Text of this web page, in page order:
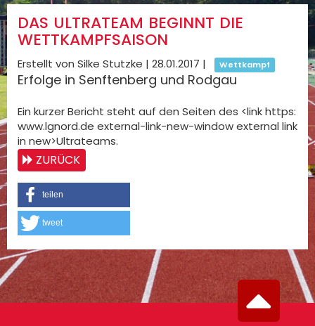
DAS ULTRATEAM BEGINNT DIE
WETTKAMPFSAISON
Erstellt von Silke Stutzke | 28.01.2017 | Wettkampf
Erfolge in Senftenberg und Rodgau
Ein kurzer Bericht steht auf den Seiten des <link https:
www.lgnord.de external-link-new-window external link
in new>Ultrateams.
ZURÜCK
teilen
tweet